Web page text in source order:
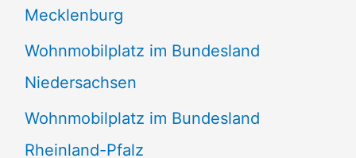
Mecklenburg
Wohnmobilplatz im Bundesland
Niedersachsen
Wohnmobilplatz im Bundesland
Rheinland-Pfalz